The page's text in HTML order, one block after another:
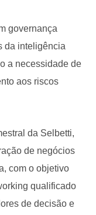
governança
da inteligência
a necessidade de
aos riscos
da Selbetti,
de negócios
com o objetivo
qualificado
de decisão e